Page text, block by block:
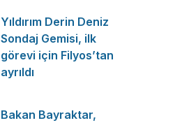
Yıldırım Derin Deniz
Sondaj Gemisi, ilk
görevi için Filyos’tan
ayrıldı
Bakan Bayraktar,